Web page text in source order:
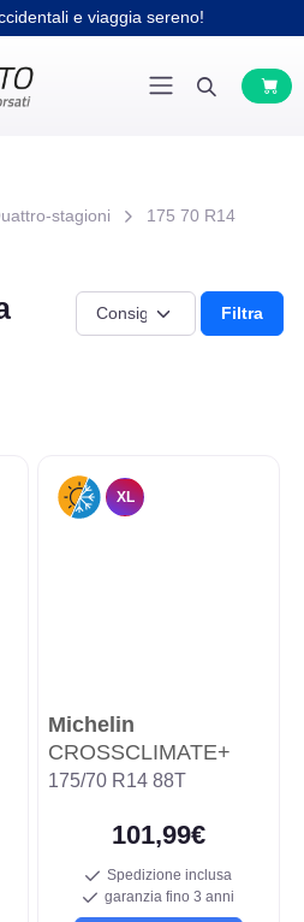
e viaggia sereno!
stagioni 175 70 R14
Filtra
XL
Michelin
CROSSCLIMATE+
175/70 R14 88T
101,99€
Spedizione inclusa
garanzia fino 3 anni